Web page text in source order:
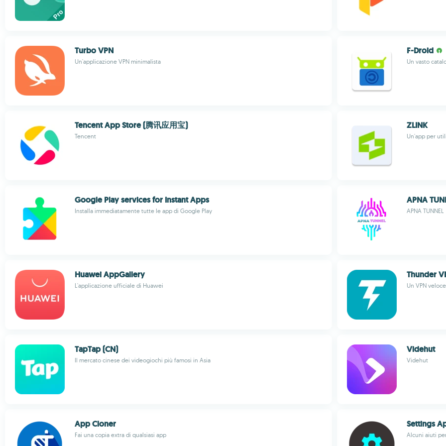
Turbo VPN
Un'applicazione VPN minimalista
F-Droid
Un vasto
Tencent App Store (腾讯应用宝)
Tencent
ZLINK
Un'app per
Google Play services for Instant Apps
Installa immediatamente tutte le app di Google Play
APNA
APNA TUNNEL
Huawei AppGallery
L'applicazione ufficiale di Huawei
Thunder
Un VPN
TapTap (CN)
Il mercato cinese dei videogiochi più famosi in Asia
Videhut
Videhut
App Cloner
Fai una copia extra di qualsiasi app
Settings
Alcuni aiuti